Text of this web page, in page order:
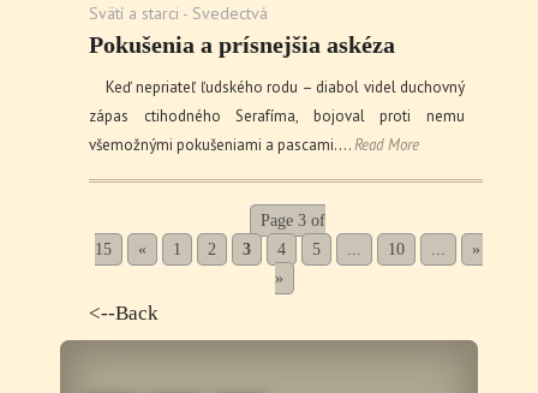
Svätí a starci - Svedectvá
Pokušenia a prísnejšia askéza
Keď nepriateľ ľudského rodu – diabol videl duchovný
zápas ctihodného Serafíma, bojoval proti nemu
všemožnými pokušeniami a pascami.…Read More
Page 3 of
15
« 1 2 3 4 5 10 »
»
<--Back